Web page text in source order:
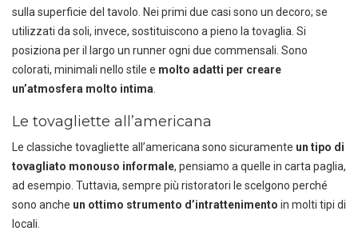
sulla superficie del tavolo. Nei primi due casi sono un decoro; se
utilizzati da soli, invece, sostituiscono a pieno la tovaglia. Si
posiziona per il largo un runner ogni due commensali. Sono
colorati, minimali nello stile e molto adatti per creare
un’atmosfera molto intima
Le tovagliette all’americana
Le classiche tovagliette all’americana sono sicuramente un tipo di
tovagliato monouso informale, pensiamo a quelle in carta paglia,
ad esempio. Tuttavia, sempre più ristoratori le scelgono perché
sono anche un ottimo strumento d’intrattenimento in molti tipi di
locali.